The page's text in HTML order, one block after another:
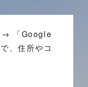
→ 「Google
、住所やコ